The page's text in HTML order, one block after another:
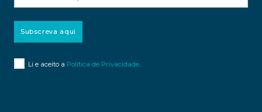
Subscreva aqui
Li e aceito a Política de Privacidade.